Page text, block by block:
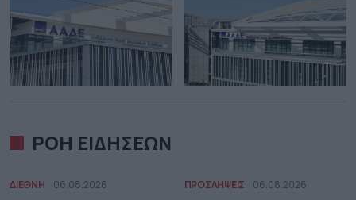
ΡΟΗ ΕΙΔΗΣΕΩΝ
ΔΙΕΘΝΗ 06.08.2026 ΠΡΟΣΛΗΨΕΙΣ 06.08.2026